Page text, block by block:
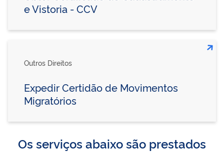
e Vistoria - CCV
Outros Direitos
Expedir Certidão de Movimentos
Migratórios
Os serviços abaixo são prestados